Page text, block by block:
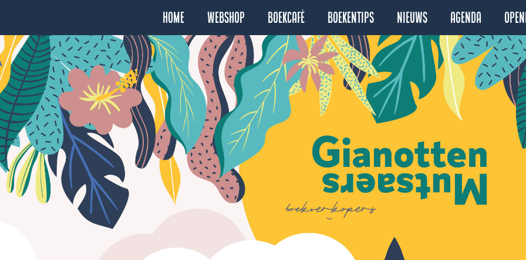
Home Webshop Boekcafé Boekentips Nieuws Agenda